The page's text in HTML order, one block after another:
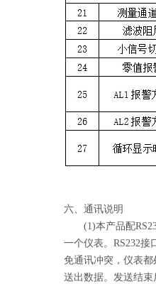
六、通讯说明
(1)本产品配RS232
一个仪表。RS232
免通讯冲突，仪表
送出数据。发送结